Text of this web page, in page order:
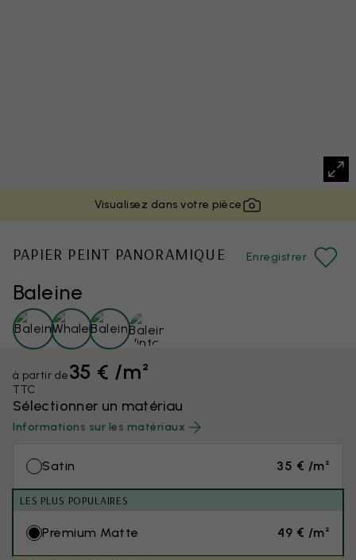
Visualisez dans votre pièce
Baleine
PAPIER PEINT PANORAMIQUE Enregistrer
à partir de35 € /m²
TTC
Sélectionner un matériau
Informations sur les matériaux
Satin 35 € /m²
LES PLUS POPULAIRES
Premium Matte 49 € /m²